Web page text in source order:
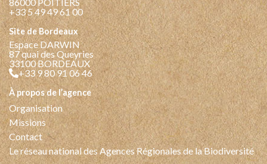
86000 POITIERS
+33 5 49 49 61 00
Site de Bordeaux
Espace DARWIN
87 quai des Queyries
33100 BORDEAUX
+33 9 80 91 06 46
à propos de l’agence
Organisation
Missions
Contact
Le réseau national des Agences Régionales de la Biodiversité